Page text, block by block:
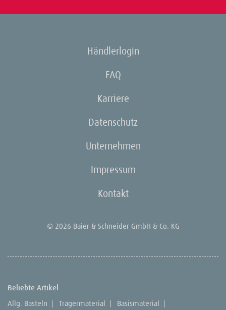
Händlerlogin
FAQ
Karriere
Datenschutz
Unternehmen
Impressum
Kontakt
© 2026 Baier & Schneider GmbH & Co. KG
Beliebte Artikel
Allg. Basteln | Trägermaterial | Basismaterial |